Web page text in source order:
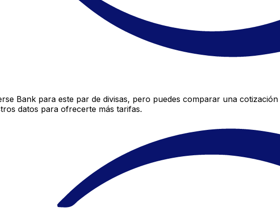
Bank para este par de divisas, pero puedes comparar una
datos para ofrecerte más tarifas.